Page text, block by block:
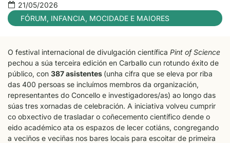
21/05/2026
FÓRUM, INFANCIA, MOCIDADE E MAIORES
O festival internacional de divulgación científica Pint of Science
pechou a súa terceira edición en Carballo cun rotundo éxito de
público, con 387 asistentes (unha cifra que se eleva por riba
das 400 persoas se incluímos membros da organización,
representantes do Concello e investigadores/as) ao longo das
súas tres xornadas de celebración. A iniciativa volveu cumprir
co obxectivo de trasladar o coñecemento científico dende o
eido académico ata os espazos de lecer cotiáns, congregando
a veciños e veciñas nos bares locais para escoitar de primeira